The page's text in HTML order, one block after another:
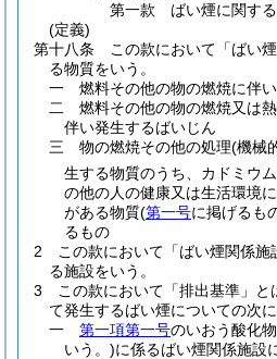
第一款
ばい煙に関す
(定義)
第十八条
この款において「ばい煙
る物質をいう。
一
燃料その他の物の燃焼に伴
二
燃料その他の物の燃焼又は
伴い発生するばいじん
三
物の燃焼その他の処理(機械
生する物質のうち、カドミウム
の他の人の健康又は生活環境
がある物質(第一号に掲げるも
るもの
2
この款において「ばい煙関係施
る施設をいう。
3
この款において「排出基準」
て発生するばい煙についての次
一
第一項第一号のいおう酸化物
いう。)に係るばい煙関係施設